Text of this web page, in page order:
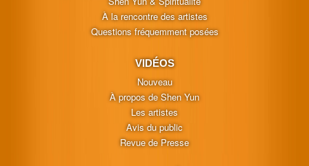
À la rencontre des artistes
Questions fréquemment posées
VIDÉOS
Nouveau
À propos de Shen Yun
Les artistes
Avis du public
Revue de Presse